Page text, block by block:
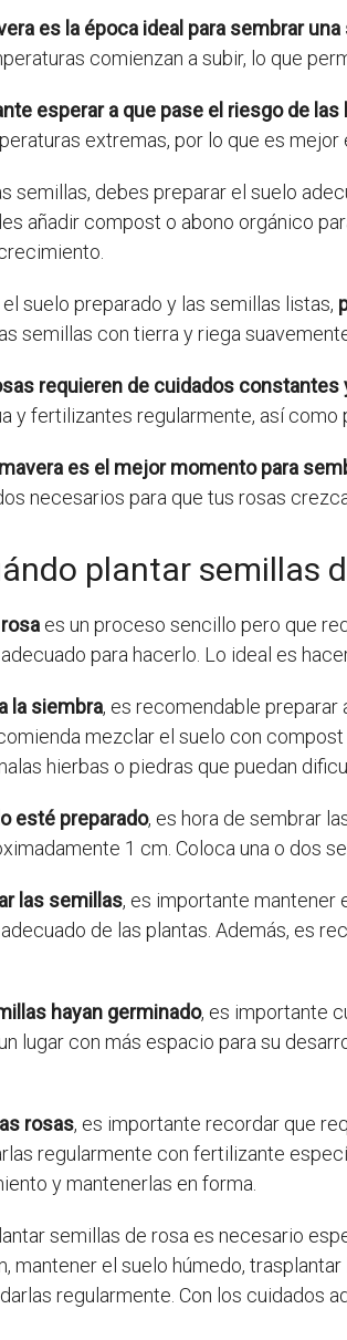
es la época ideal para sembrar
comienzan a subir, lo que
esperar a que pase el riesgo de
extremas, por lo que es
semillas, debes preparar el suelo
añadir compost o abono orgánico
suelo preparado y las semillas listas,
semillas con tierra y riega
requieren de cuidados constantes
y fertilizantes regularmente, así
es el mejor momento para
necesarios para que tus rosas
plantar semillas
es un proceso sencillo pero que
para hacerlo. Lo ideal es
la siembra, es recomendable preparar
mezclar el suelo con
hierbas o piedras que puedan
esté preparado, es hora de sembrar
1 cm. Coloca una o dos
las semillas, es importante mantener
de las plantas. Además, es
hayan germinado, es importante
lugar con más espacio para su
rosas, es importante recordar que
regularmente con fertilizante
y mantenerlas en forma.
semillas de rosa es necesario
mantener el suelo húmedo,
regularmente. Con los cuidados